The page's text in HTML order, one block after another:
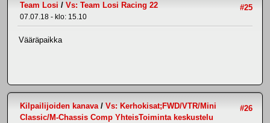
#25
Team Losi / Vs: Team Losi Racing 22
07.07.18 - klo: 15.10
Vääräpaikka
#26
Kilpailijoiden kanava/ Vs: Kerhokisat;FWD/VTR/Mini
Classic/M-Chassis Comp YhteisToiminta keskustelu